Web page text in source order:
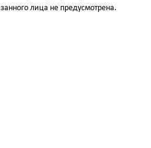
лица не предусмотрена.